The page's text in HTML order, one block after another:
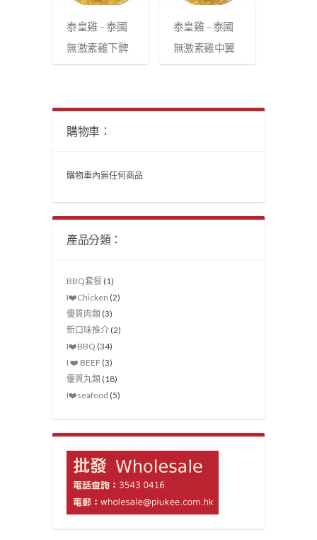
泰皇雞 – 泰國
無激素雞下髀
泰皇雞 – 泰國
無激素雞中翼
購物車：
購物車內無任何商品
產品分類：
BBQ套餐 (1)
I❤️Chicken (2)
優質肉類 (3)
新口味推介 (2)
I❤️‍BBQ (34)
I ❤️ BEEF (3)
優質丸類 (18)
I❤️seafood (5)